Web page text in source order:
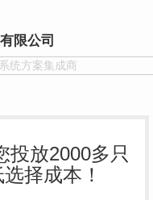
限公司
统方案集成商
投放2000多只
择成本！